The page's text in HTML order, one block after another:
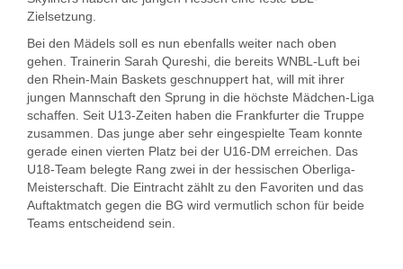
Zielsetzung.
Bei den Mädels soll es nun ebenfalls weiter nach oben
gehen. Trainerin Sarah Qureshi, die bereits WNBL-Luft bei
den Rhein-Main Baskets geschnuppert hat, will mit ihrer
jungen Mannschaft den Sprung in die höchste Mädchen-Liga
schaffen. Seit U13-Zeiten haben die Frankfurter die Truppe
zusammen. Das junge aber sehr eingespielte Team konnte
gerade einen vierten Platz bei der U16-DM erreichen. Das
U18-Team belegte Rang zwei in der hessischen Oberliga-
Meisterschaft. Die Eintracht zählt zu den Favoriten und das
Auftaktmatch gegen die BG wird vermutlich schon für beide
Teams entscheidend sein.